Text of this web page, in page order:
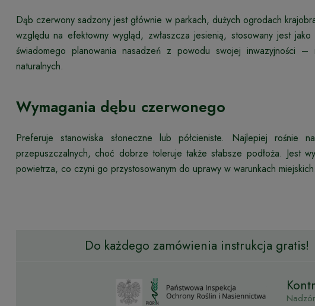
Dąb czerwony sadzony jest głównie w parkach, dużych ogrodach
względu na efektowny wygląd, zwłaszcza jesienią, stosowany jest
świadomego planowania nasadzeń z powodu swojej inwazyjności
naturalnych.
Wymagania dębu czerwonego
Preferuje stanowiska słoneczne lub półcieniste. Najlepiej rośnie
przepuszczalnych, choć dobrze toleruje także słabsze podłoża. Jest
powietrza, co czyni go przystosowanym do uprawy w warunkach miejskich.
Do każdego zamówienia instrukcja gratis!